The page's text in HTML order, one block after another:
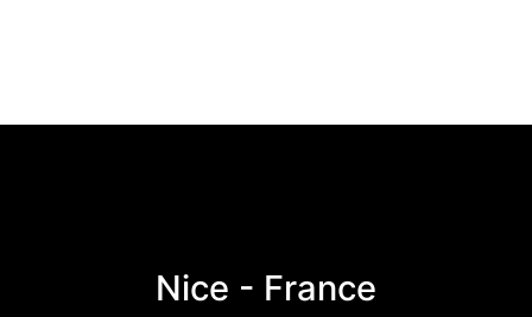
Nice - France